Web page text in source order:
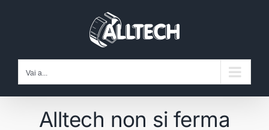
Vai a...
Alltech non si ferma